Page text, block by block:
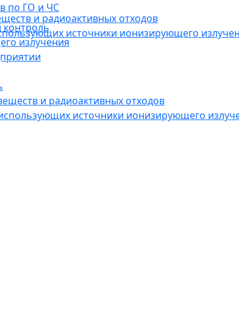
и радиоактивных отходов
источники ионизирующего
по ГО и ЧС
контроль
излучения
и радиоактивных отходов
источники ионизирующего